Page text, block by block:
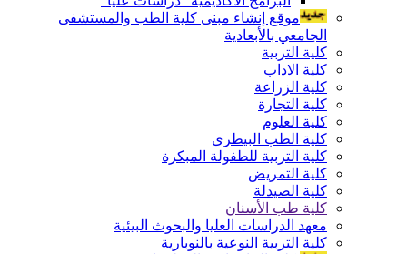
موقع إنشاء مبنى كلية الطب والمستشفى
الجامعي بالأبعادية
كلية التربية
كلية الاداب
كلية الزراعة
كلية التجارة
كلية العلوم
كلية الطب البيطرى
كلية التربية للطفولة المبكرة
كلية التمريض
كلية الصيدلة
كلية طب الأسنان
معهد الدراسات العليا والبحوث البيئية
كلية التربية النوعية بالنوبارية